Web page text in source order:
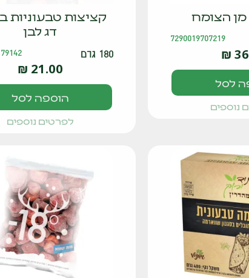
מן הצומח
7290019707219
₪
לסל
נוספים
קציצות טבעוניות
דג לבן
180 גרם
21.00
₪
הוספה לסל
לפרטים נוספים